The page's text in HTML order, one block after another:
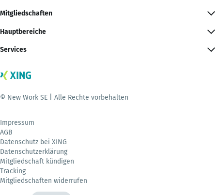
Mitgliedschaften
Hauptbereiche
Services
© New Work SE | Alle Rechte vorbehalten
Impressum
AGB
Datenschutz bei XING
Datenschutzerklärung
Mitgliedschaft kündigen
Tracking
Mitgliedschaften widerrufen